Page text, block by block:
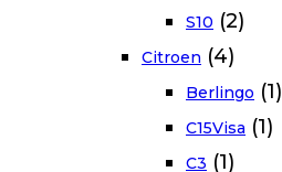
S10 (2)
Citroen (4)
Berlingo (1)
C15Visa (1)
C3 (1)